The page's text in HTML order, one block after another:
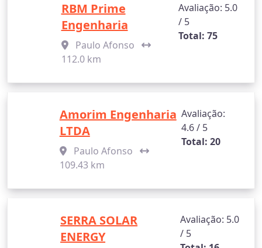
RBM Prime
Engenharia
Paulo Afonso
112.0 km
Avaliação: 5.0
/ 5
Total: 75
Amorim Engenharia
LTDA
Paulo Afonso
109.43 km
Avaliação:
4.6 / 5
Total: 20
SERRA SOLAR
ENERGY
Avaliação: 5.0
/ 5